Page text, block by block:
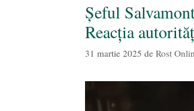
Șeful
Reacția
31 martie 2025 de Rost